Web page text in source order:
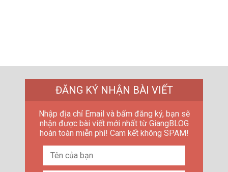
ĐĂNG KÝ NHẬN BÀI VIẾT
Nhập địa chỉ Email và bấm đăng ký, bạn sẽ
nhận được bài viết mới nhất từ GiangBLOG
hoàn toàn miễn phí! Cam kết không SPAM!